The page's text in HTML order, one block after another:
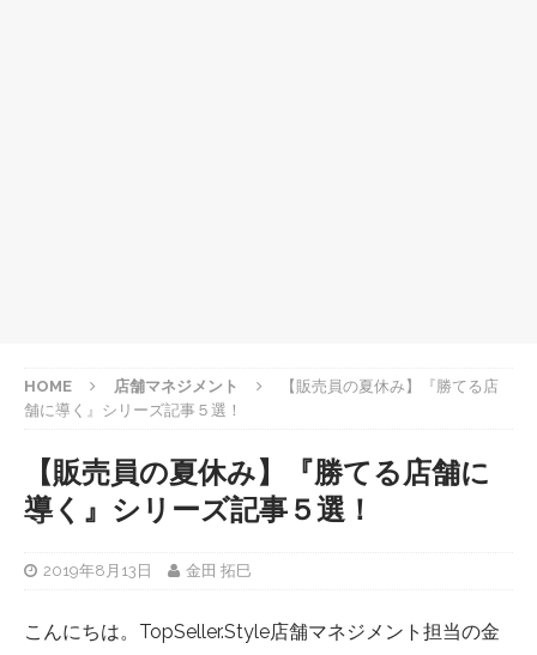
HOME 店舗マネジメント
【販売員の夏休み】『勝てる店
舗に導く』シリーズ記事５選！
【販売員の夏休み】『勝てる店舗に
導く』シリーズ記事５選！
2019年8月13日 金田 拓巳
こんにちは。TopSeller.Style店舗マネジメント担当の金